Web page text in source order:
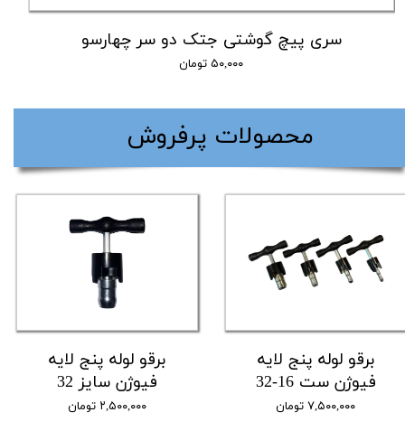
سری پیچ گوشتی جتک دو سر چهارسو
۵۰,۰۰۰ تومان
برقو لوله پنج لایه
فیوژن ست 16-32
۷,۵۰۰,۰۰۰ تومان
برقو لوله پنج لایه
فیوژن سایز 32
۲,۵۰۰,۰۰۰ تومان
​محصولات پرفروش